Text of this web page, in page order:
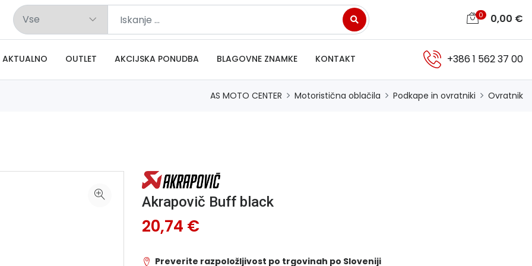
0 0,00 €
AKTUALNO OUTLET AKCIJSKA PONUDBA BLAGOVNE ZNAMKE KONTAKT +386 1 562 37 00
AS MOTO CENTER Motoristična oblačila Podkape in ovratniki Ovratnik
Akrapovič Buff black
20,74 €
Preverite razpoložljivost po trgovinah po Sloveniji